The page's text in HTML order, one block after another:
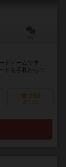
ドゲームです。
ドを手札から出
190
持ってる